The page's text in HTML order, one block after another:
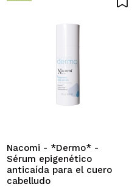
Nacomi - *Dermo* -
Sérum epigenético
anticaída para el cuero
cabelludo